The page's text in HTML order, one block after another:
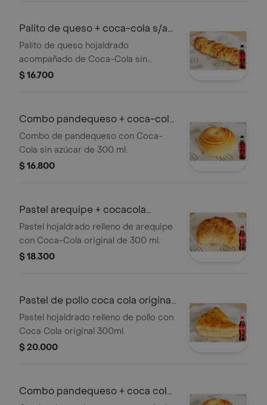
Palito de queso + coca-cola s/a
300ml
Palito de queso hojaldrado
acompañado de Coca-Cola sin
azúcar 300ml.
$ 16.700
Combo pandequeso + coca-cola
s/az300ml
Combo de pandequeso con Coca-
Cola sin azúcar de 300 ml.
$ 16.800
Pastel arequipe + cocacola
original 300
Pastel hojaldrado relleno de arequipe
con Coca-Cola original de 300 ml.
$ 18.300
Pastel de pollo coca cola original
300ml
Pastel hojaldrado relleno de pollo con
Coca Cola original 300ml.
$ 20.000
Combo pandequeso + coca cola